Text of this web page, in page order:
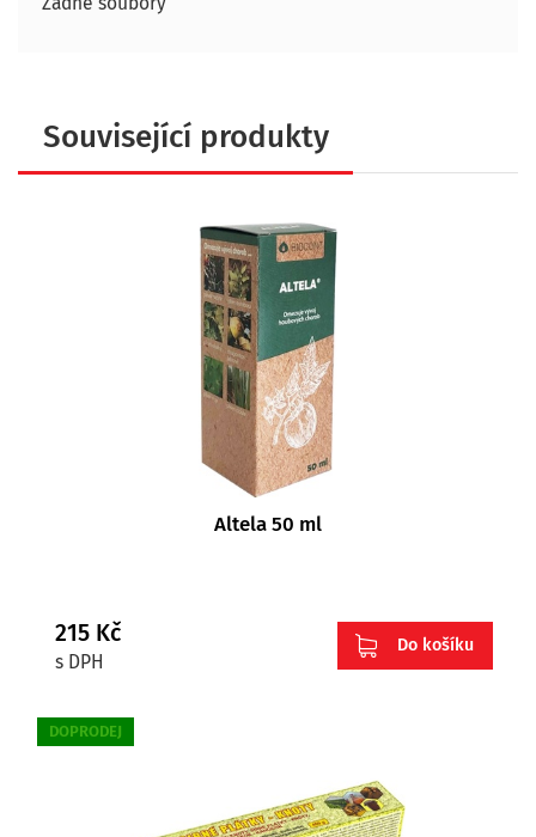
Související produkty
Altela 50 ml
215 Kč
s DPH
Do košíku
DOPRODEJ